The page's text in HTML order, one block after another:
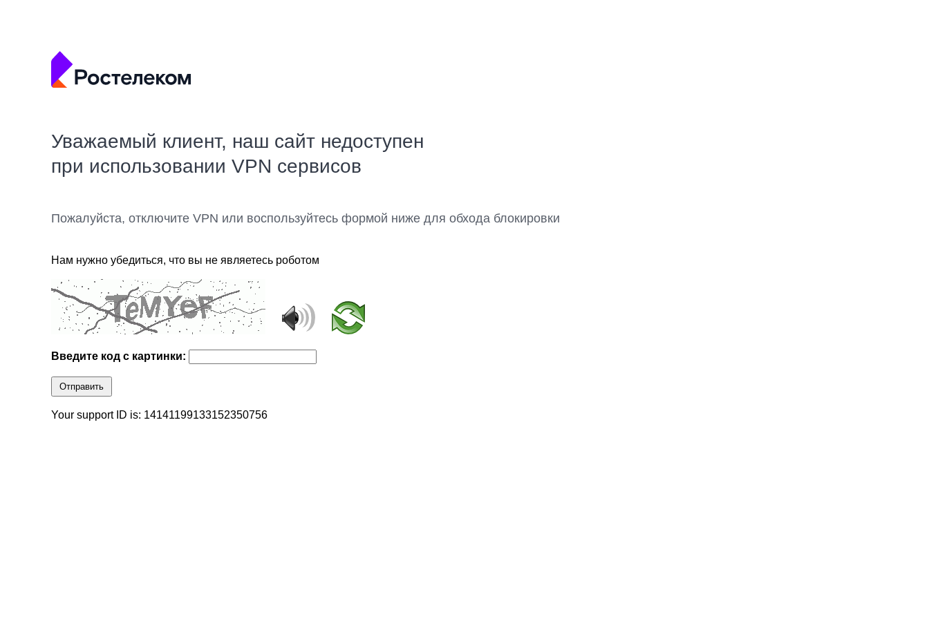
Уважаемый клиент, наш сайт недоступен
при использовании VPN сервисов
Пожалуйста, отключите VPN или воспользуйтесь формой ниже для обхода блокировки
Нам нужно убедиться, что вы не являетесь роботом
Введите код с картинки:
Отправить
Your support ID is: 14141199133152350756